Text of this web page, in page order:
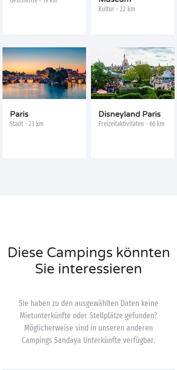
Kultur - 22 km
Paris
Stadt - 23 km
Disneyland Paris
Freizeitaktivitäten - 66 km
Diese Campings könnten
Sie interessieren
Sie haben zu den ausgewählten Daten keine
Mietunterkünfte oder Stellplätze gefunden?
Möglicherweise sind in unseren anderen
Campings Sandaya Unterkünfte verfügbar.